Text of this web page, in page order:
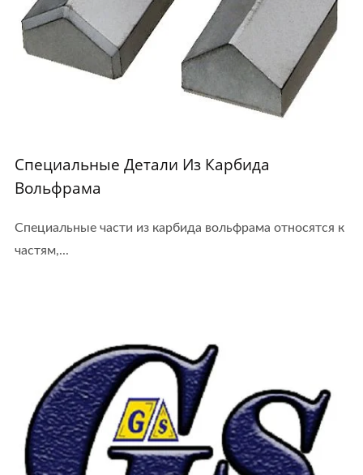
Специальные Детали Из Карбида
Вольфрама
Специальные части из карбида вольфрама относятся к
частям,...